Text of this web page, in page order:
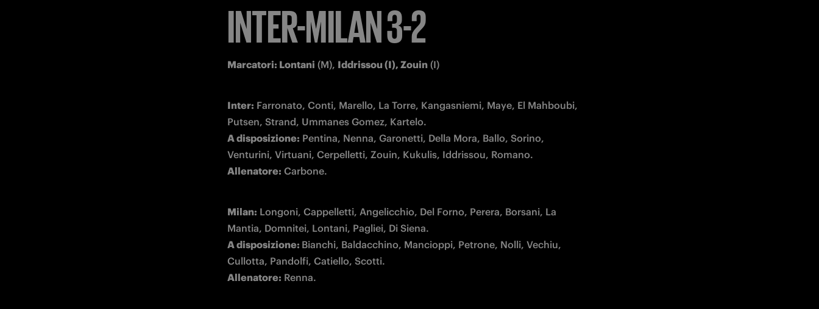
INTER-MILAN 3-2
Marcatori: Lontani (M), Iddrissou (I), Zouin (I)
Inter: Farronato, Conti, Marello, La Torre, Kangasniemi, Maye, El Mahboubi,
A disposizione: Pentina, Nenna, Garonetti, Della Mora, Ballo, Sorino,
Allenatore: Carbone.
Milan: Longoni, Cappelletti, Angelicchio, Del Forno, Perera, Borsani, La
A disposizione: Bianchi, Baldacchino, Mancioppi, Petrone, Nolli, Vechiu,
Allenatore: Renna.